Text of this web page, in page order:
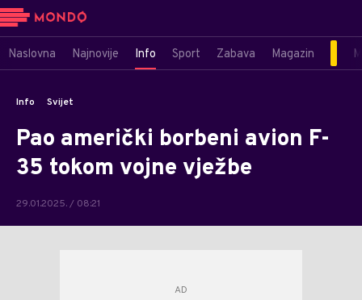
Naslovna Najnovije Info Sport Zabava Magazin
Info Svijet
Pao američki borbeni avion F-
35 tokom vojne vježbe
29.01.2025. / 08:21